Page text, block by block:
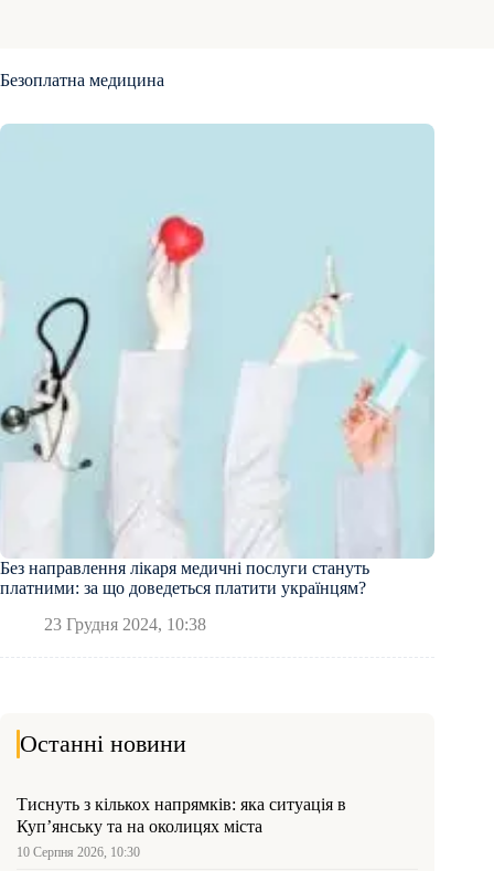
Безоплатна медицина
Без направлення лікаря медичні послуги стануть
платними: за що доведеться платити українцям?
23 Грудня 2024, 10:38
Останні новини
Тиснуть з кількох напрямків: яка ситуація в
Куп’янську та на околицях міста
10 Серпня 2026, 10:30